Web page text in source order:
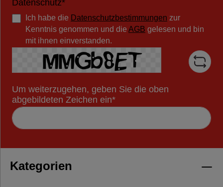
Datenschutz*
Ich habe die Datenschutzbestimmungen zur
Kenntnis genommen und die AGB gelesen und bin
mit ihnen einverstanden.
Um weiterzugehen, geben Sie die oben
abgebildeten Zeichen ein*
Kategorien